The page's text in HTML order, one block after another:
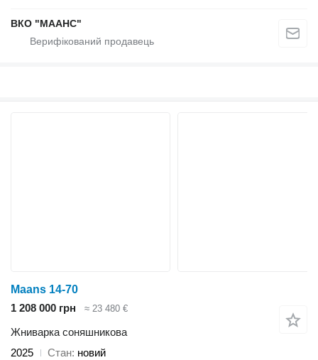
ВКО "МААНС"
Maans 14-70
1 208 000 грн
≈ 23 480 €
Жниварка соняшникова
2025
Стан новий